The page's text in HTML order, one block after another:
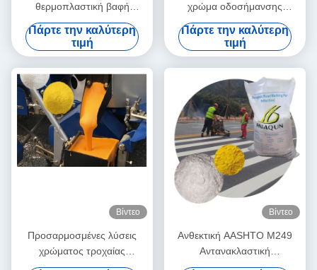
θερμοπλαστική βαφή
AASHTO M249 για οδική
σήμανση
Πάρτε την καλύτερη
τιμή
χρώμα οδοσήμανσης
AASHTO M249 με 30%
γυάλινες χάντρες για
γρήγορο στέγνωμα ≤3 λεπτά
Πάρτε την καλύτερη
τιμή
Βίντεο
Προσαρμοσμένες λύσεις
χρώματος τροχαίας
σήμανσης με θερμοπλαστικό
Βίντεο
Ανθεκτική AASHTO M249
Αντανακλαστική
θερμοπλαστική μπογιά για